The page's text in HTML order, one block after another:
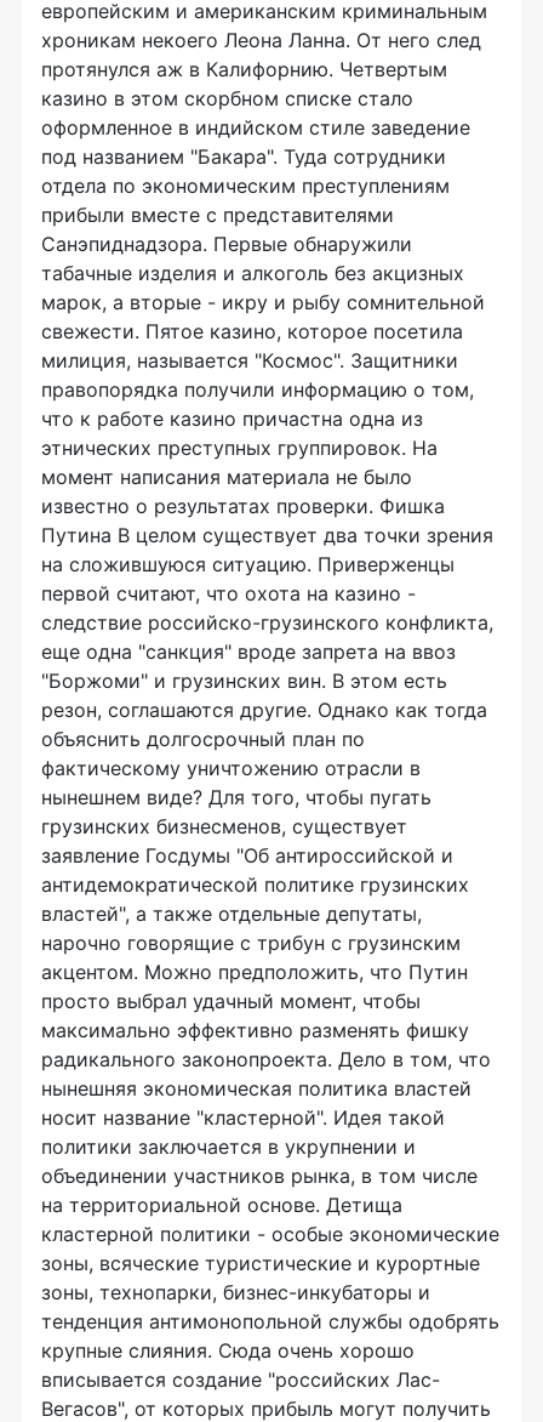
европейским и американским криминальным
хроникам некоего Леона Ланна. От него след
протянулся аж в Калифорнию. Четвертым
казино в этом скорбном списке стало
оформленное в индийском стиле заведение
под названием "Бакара". Туда сотрудники
отдела по экономическим преступлениям
прибыли вместе с представителями
Санэпиднадзора. Первые обнаружили
табачные изделия и алкоголь без акцизных
марок, а вторые - икру и рыбу сомнительной
свежести. Пятое казино, которое посетила
милиция, называется "Космос". Защитники
правопорядка получили информацию о том,
что к работе казино причастна одна из
этнических преступных группировок. На
момент написания материала не было
известно о результатах проверки. Фишка
Путина В целом существует два точки зрения
на сложившуюся ситуацию. Приверженцы
первой считают, что охота на казино -
следствие российско-грузинского конфликта,
еще одна "санкция" вроде запрета на ввоз
"Боржоми" и грузинских вин. В этом есть
резон, соглашаются другие. Однако как тогда
объяснить долгосрочный план по
фактическому уничтожению отрасли в
нынешнем виде? Для того, чтобы пугать
грузинских бизнесменов, существует
заявление Госдумы "Об антироссийской и
антидемократической политике грузинских
властей", а также отдельные депутаты,
нарочно говорящие с трибун с грузинским
акцентом. Можно предположить, что Путин
просто выбрал удачный момент, чтобы
максимально эффективно разменять фишку
радикального законопроекта. Дело в том, что
нынешняя экономическая политика властей
носит название "кластерной". Идея такой
политики заключается в укрупнении и
объединении участников рынка, в том числе
на территориальной основе. Детища
кластерной политики - особые экономические
зоны, всяческие туристические и курортные
зоны, технопарки, бизнес-инкубаторы и
тенденция антимонопольной службы одобрять
крупные слияния. Сюда очень хорошо
вписывается создание "российских Лас-
Вегасов", от которых прибыль могут получить